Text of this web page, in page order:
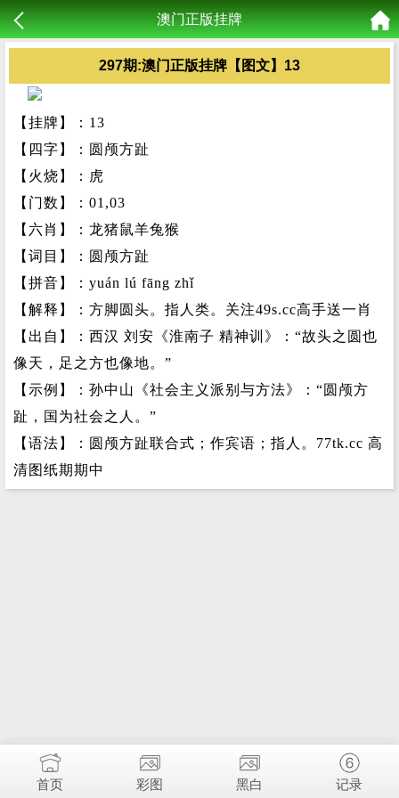
澳门正版挂牌
297期:澳门正版挂牌【图文】13
【挂牌】：13
【四字】：圆颅方趾
【火烧】：虎
【门数】：01,03
【六肖】：龙猪鼠羊兔猴
【词目】：圆颅方趾
【拼音】：yuán lú fāng zhǐ
【解释】：方脚圆头。指人类。关注49s.cc高手送一肖
【出自】：西汉 刘安《淮南子 精神训》：“故头之圆也
像天，足之方也像地。”
【示例】：孙中山《社会主义派别与方法》：“圆颅方
趾，国为社会之人。”
【语法】：圆颅方趾联合式；作宾语；指人。77tk.cc 高
清图纸期期中
首页 彩图 黑白 记录